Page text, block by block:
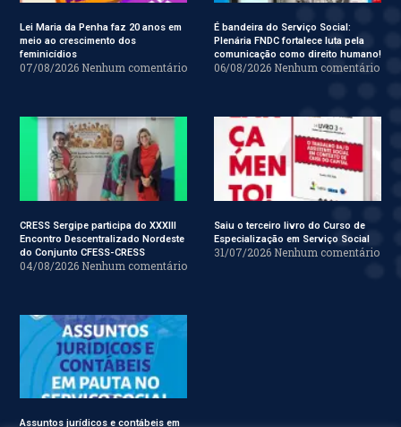
Lei Maria da Penha faz 20 anos em
meio ao crescimento dos
feminicídios
07/08/2026 Nenhum comentário
É bandeira do Serviço Social:
Plenária FNDC fortalece luta pela
comunicação como direito humano!
06/08/2026 Nenhum comentário
CRESS Sergipe participa do XXXIII
Encontro Descentralizado Nordeste
do Conjunto CFESS-CRESS
04/08/2026 Nenhum comentário
Saiu o terceiro livro do Curso de
Especialização em Serviço Social
31/07/2026 Nenhum comentário
Assuntos jurídicos e contábeis em